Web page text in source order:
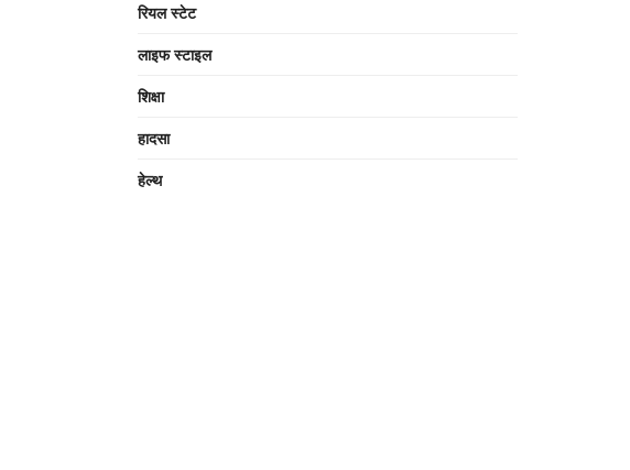
रियल स्टेट
लाइफ स्टाइल
शिक्षा
हादसा
हेल्थ